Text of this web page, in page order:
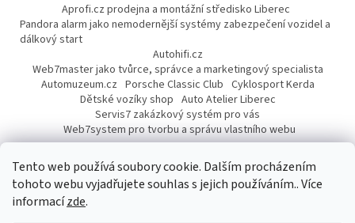
Tento web používá soubory cookie. Dalším procházením
tohoto webu vyjadřujete souhlas s jejich používáním.. Více
informacízde.
Aprofi.cz prodejna a montážní středisko Liberec
Pandora alarm jako nemodernější systémy zabezpečení vozidel a
dálkový start
Autohifi.cz
Web7master jako tvůrce, správce a marketingový specialista
Automuzeum.cz Porsche Classic Club Cyklosport Kerda
Dětské vozíky shop Auto Atelier Liberec
Servis7 zakázkový systém pro vás
Web7system pro tvorbu a správu vlastního webu
Dárek